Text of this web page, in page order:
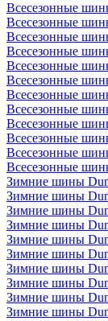
Всесезонные
Всесезонные
Всесезонные
Всесезонные
Всесезонные
Всесезонные
Всесезонные
Всесезонные
Всесезонные
Всесезонные
Всесезонные
Всесезонные
Зимние шины
Зимние шины
Зимние шины
Зимние шины
Зимние шины
Зимние шины
Зимние шины
Зимние шины
Зимние шины
Зимние шины